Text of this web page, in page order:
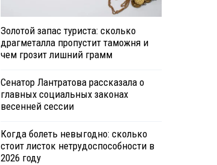
Золотой запас туриста: сколько
драгметалла пропустит таможня и
чем грозит лишний грамм
Сенатор Лантратова рассказала о
главных социальных законах
весенней сессии
Когда болеть невыгодно: сколько
стоит листок нетрудоспособности в
2026 году